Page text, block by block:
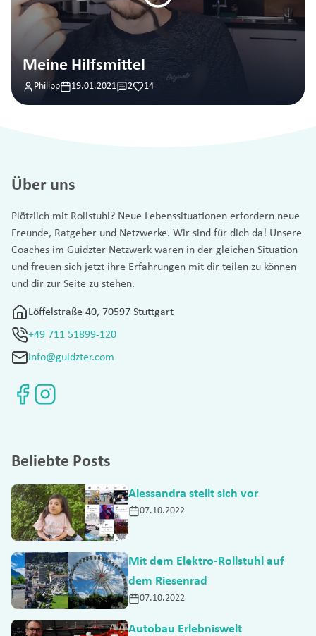
Meine Hilfsmittel
Philipp 19.01.2021 2 14
Über uns
Plötzlich mit Rollstuhl? Neue Lebenssituationen erfordern neue
Freunde, Ratgeber und Netzwerke. Wir sind für dich da! Unsere
Coaches im Guidzter Netzwerk waren in der gleichen Situation
und freuen sich jetzt ihre Erfahrungen mit dir teilen zu können
und dir zur Seite zu stehen.
Löffelstraße 40, 70597 Stuttgart
+49 711 51899-120
info@guidzter.com
Beliebte Posts
Alessandra stellt sich vor
07.10.2022
Mit dem Elektro-Rollstuhl auf
dem Riesenrad
07.10.2022
Autobau Erlebniswelt